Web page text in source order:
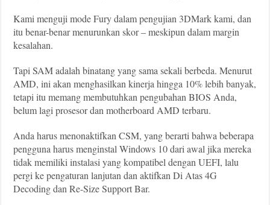
Kami menguji mode Fury dalam pengujian 3DMark kami, dan
itu benar-benar menurunkan skor – meskipun dalam margin
kesalahan.
Tapi SAM adalah binatang yang sama sekali berbeda. Menurut
AMD, ini akan menghasilkan kinerja hingga 10% lebih banyak,
tetapi itu memang membutuhkan pengubahan BIOS Anda,
belum lagi prosesor dan motherboard AMD terbaru.
Anda harus menonaktifkan CSM, yang berarti bahwa beberapa
pengguna harus menginstal Windows 10 dari awal jika mereka
tidak memiliki instalasi yang kompatibel dengan UEFI, lalu
pergi ke pengaturan lanjutan dan aktifkan Di Atas 4G
Decoding dan Re-Size Support Bar.